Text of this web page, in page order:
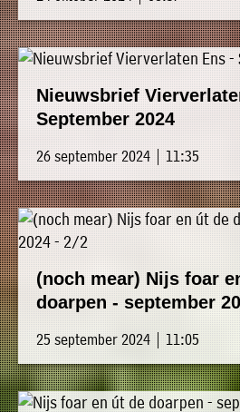
Nieuwsbrief
September 2024
26 september 2024 | 11:35
(noch mear) Nijs foar
doarpen - september
25 september 2024 | 11:05